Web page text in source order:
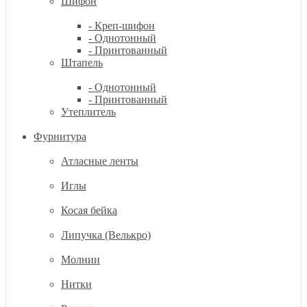
- Креп-шифон
- Однотонный
- Принтованный
Штапель
- Однотонный
- Принтованный
Утеплитель
Фурнитура
Атласные ленты
Иглы
Косая бейка
Липучка (Велькро)
Молнии
Нитки